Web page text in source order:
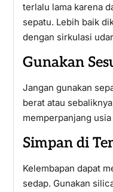
terlalu lama karena
sepatu. Lebih baik
dengan sirkulasi
Gunakan
Jangan gunakan
berat atau
memperpanjang
Simpan di
Kelembapan dapat
sedap. Gunakan